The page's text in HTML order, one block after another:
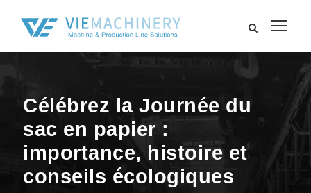
Célébrez la Journée du
sac en papier :
importance, histoire et
conseils écologiques